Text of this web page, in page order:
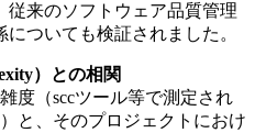
来のソフトウェア品質管理
ついても検証されました。
）との相関
度（sccツール等で測定され
と、そのプロジェクトにおけ